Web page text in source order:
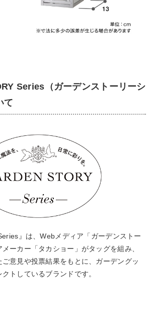
Series（ガーデンストーリーシ
て
』は、Webメディア「ガーデンストー
ーカー「タカショー」がタッグを組み、
意見や投票結果をもとに、ガーデングッ
トしているブランドです。